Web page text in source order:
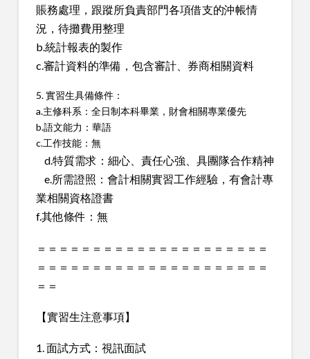
賬務處理，跟蹤所負責部門各項借支的沖帳情
況，待攤費用整理
b.統計報表的製作
c.審計資料的準備，包含審計、券商相關資料
5. 實習生具備條件：
a.主修科系：全日制本科畢業，財會相關專業優先
b.語文能力：華語
c.工作技能：無
d.特質需求：細心、責任心強、具團隊合作精神
e.所需證照：會計相關實習工作經驗，有會計專
業相關資格證書
f.其他條件：無
＝＝＝＝＝＝＝＝＝＝＝＝＝＝＝＝＝＝＝＝＝
＝＝＝＝＝＝＝＝＝＝＝＝＝＝＝＝＝＝＝＝＝
＝＝
【實習生注意事項】
1. 面試方式：視訊面試